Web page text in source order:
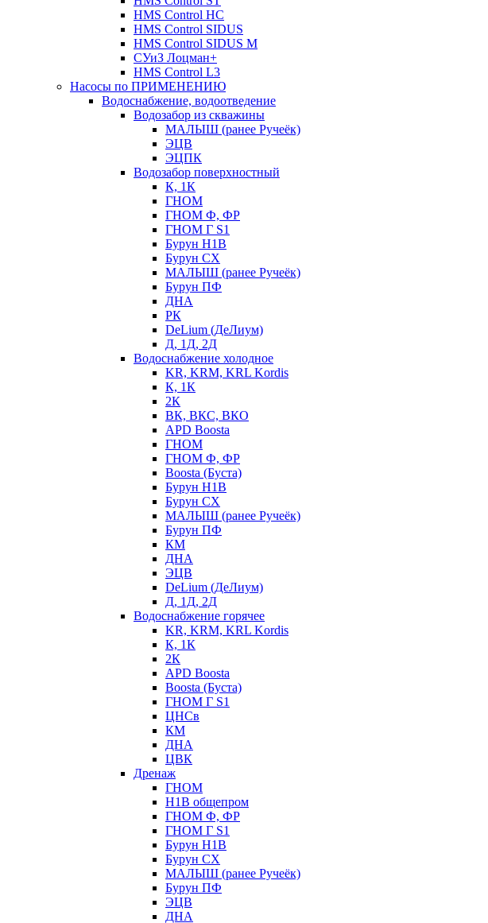
HMS Control HC
HMS Control SIDUS
HMS Control SIDUS M
СУиЗ Лоцман+
HMS Control L3
Насосы по ПРИМЕНЕНИЮ
Водоснабжение, водоотведение
Водозабор из скважины
МАЛЫШ (ранее Ручеёк)
ЭЦВ
ЭЦПК
Водозабор поверхностный
К, 1К
ГНОМ
ГНОМ Ф, ФР
ГНОМ Г S1
Бурун Н1В
Бурун СХ
МАЛЫШ (ранее Ручеёк)
Бурун ПФ
ДНА
РК
DeLium (ДеЛиум)
Д, 1Д, 2Д
Водоснабжение холодное
KR, KRM, KRL Kordis
К, 1К
2К
ВК, ВКС, ВКО
APD Boosta
ГНОМ
ГНОМ Ф, ФР
Boosta (Буста)
Бурун Н1В
Бурун СХ
МАЛЫШ (ранее Ручеёк)
Бурун ПФ
КМ
ДНА
ЭЦВ
DeLium (ДеЛиум)
Д, 1Д, 2Д
Водоснабжение горячее
KR, KRM, KRL Kordis
К, 1К
2К
APD Boosta
Boosta (Буста)
ГНОМ Г S1
ЦНСв
КМ
ДНА
ЦВК
Дренаж
ГНОМ
Н1В общепром
ГНОМ Ф, ФР
ГНОМ Г S1
Бурун Н1В
Бурун СХ
МАЛЫШ (ранее Ручеёк)
Бурун ПФ
ЭЦВ
ДНА